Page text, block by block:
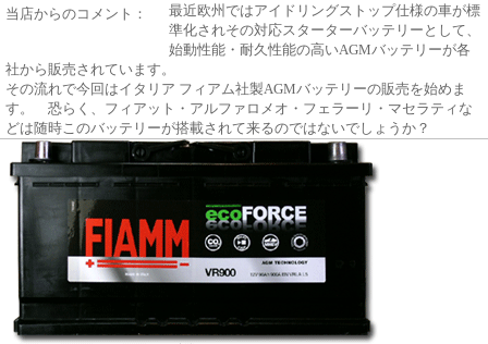
当店からのコメント：
最近欧州ではアイドリングストップ仕様の車が標
準化されその対応スターターバッテリーとして、
始動性能・耐久性能の高いAGMバッテリーが各
社から販売されています。
その流れで今回はイタリア フィアム社製AGMバッテリーの販売を始めま
す。 恐らく、フィアット・アルファロメオ・フェラーリ・マセラティな
どは随時このバッテリーが搭載されて来るのではないでしょうか？